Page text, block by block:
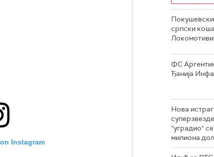
Instagram
српски
Локомотиви
ФС
Ђанија
Нова
"уградио"
милиона